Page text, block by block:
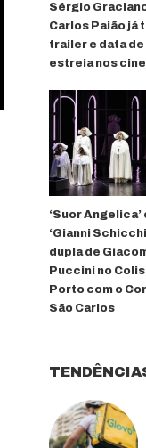
Sérgio
Carlos Paião já
trailer e data de
estreia nos
‘Suor Angelica’
‘Gianni
dupla de
Puccini no
Porto com o
São Carlos